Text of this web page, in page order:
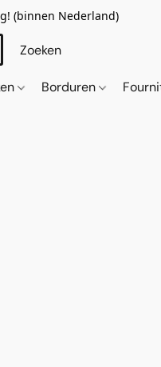
(binnen Nederland)
Borduren